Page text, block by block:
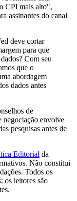
CPI mais alto",
assinantes do canal
deve cortar
para que
Com seu
que o
abordagem
dados antes
de
negociação envolve
pesquisas antes de
Editorial da
Não constitui
Todos os
os leitores são